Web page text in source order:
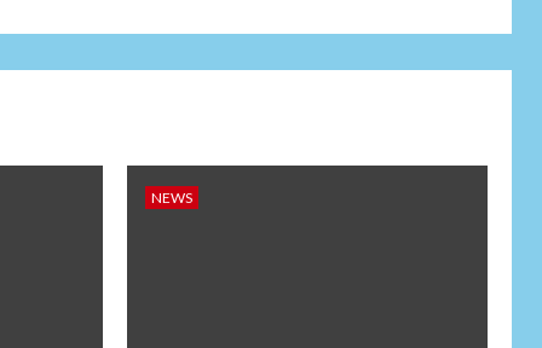
TNI-Rakyat, Satgas
Mempererat Tali
NEWS